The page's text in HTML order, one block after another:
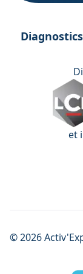
et
©2026